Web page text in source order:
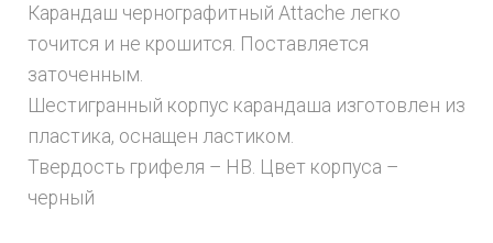
Карандаш чернографитный Attache легко
точится и не крошится. Поставляется
заточенным.
Шестигранный корпус карандаша изготовлен из
пластика, оснащен ластиком.
Твердость грифеля – НB. Цвет корпуса –
черный